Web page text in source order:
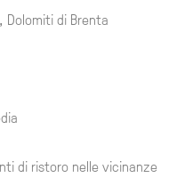
Dolomiti di Brenta
di ristoro nelle vicinanze